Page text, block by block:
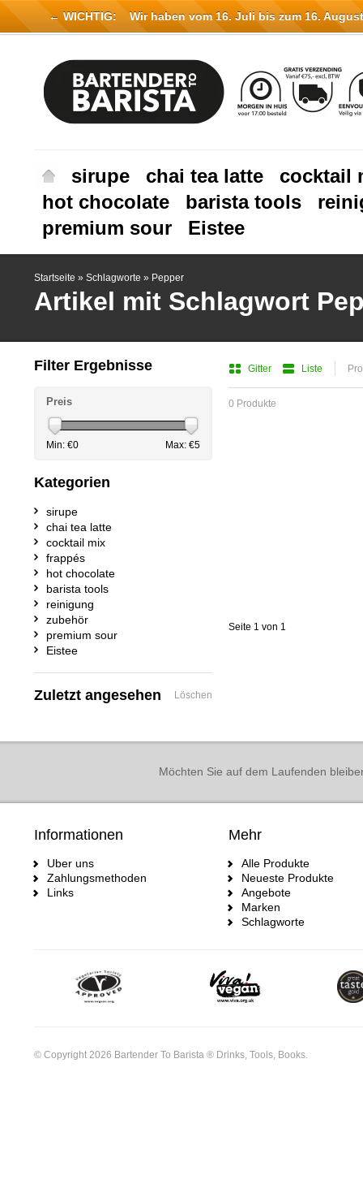
sirupe chai tea latte
cocktail
hot chocolate
barista tools
premium sour
Eistee
Startseite » Schlagworte » Pepper
Artikel mit Schlagwort
Gitter Liste
0 Produkte
Seite 1 von 1
Filter Ergebnisse
Preis
Min: €0 Max: €5
Kategorien
sirupe
chai tea latte
cocktail mix
frappés
hot chocolate
barista tools
reinigung
zubehör
premium sour
Eistee
Zuletzt angesehen Löschen
Möchten Sie auf dem Laufenden
Informationen
Uber uns
Zahlungsmethoden
Links
Mehr
Alle Produkte
Neueste Produkte
Angebote
Marken
Schlagworte
© Copyright 2026 Bartender To Barista ® Drinks, Tools, Books.
← WICHTIG: Wir haben vom 16. Juli bis zum 16.